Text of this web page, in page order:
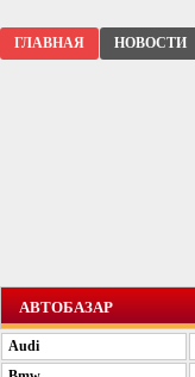
ГЛАВНАЯ НОВОСТИ
АВТОБАЗАР
Audi